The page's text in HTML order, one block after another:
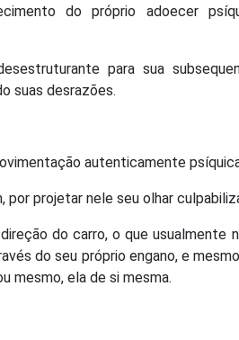
do próprio adoecer
para sua
suas desrazões.
autenticamente
por projetar nele seu olhar
do carro, o que usualmente
do seu próprio engano, e
mesmo, ela de si mesma.